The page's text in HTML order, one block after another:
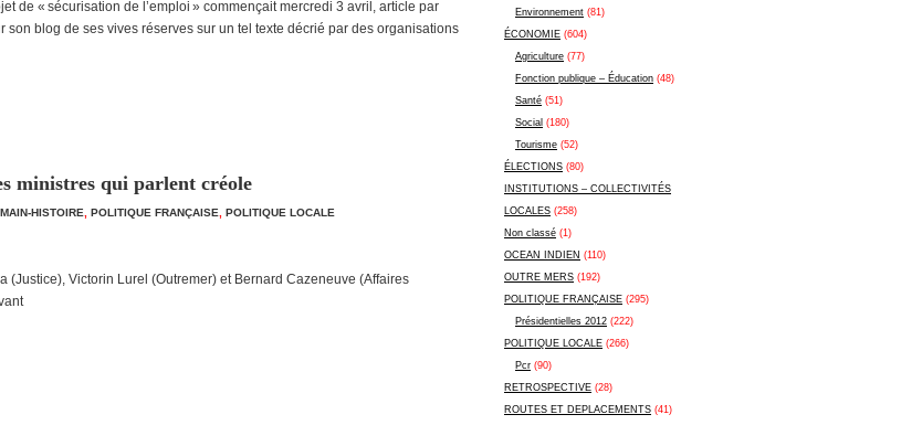
Environnement (81)
ÉCONOMIE (604)
Agriculture (77)
Fonction publique – Éducation (48)
Santé (51)
Social (180)
Tourisme (52)
ÉLECTIONS (80)
INSTITUTIONS – COLLECTIVITÉS
LOCALES (258)
Non classé (1)
OCEAN INDIEN (110)
OUTRE MERS (192)
POLITIQUE FRANÇAISE (295)
Présidentielles 2012 (222)
POLITIQUE LOCALE (266)
Pcr (90)
RETROSPECTIVE (28)
ROUTES ET DEPLACEMENTS (41)
de « sécurisation de l’emploi » commençait mercredi 3 avril, article par
son blog de ses vives réserves sur un tel texte décrié par des organisations
ministres qui parlent créole
HISTOIRE POLITIQUE FRANÇAISE POLITIQUE LOCALE
Victorin Lurel (Outremer) et Bernard Cazeneuve (Affaires